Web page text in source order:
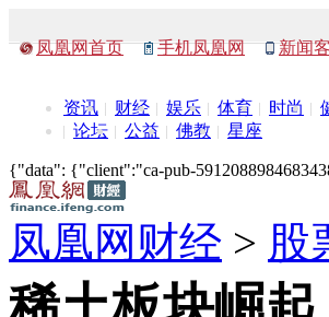
凤凰网首页 手机凤凰网 新闻
资讯 财经 娱乐 体育 时尚
论坛
公益 佛教 星座
{"data": {"client":"ca-pub-
凤凰网财经 > 股